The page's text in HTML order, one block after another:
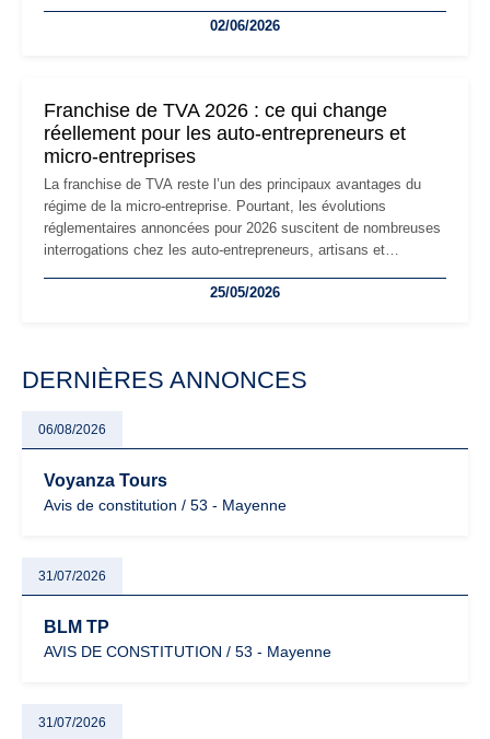
les auto-entrepreneurs devront s'adapter à un environnement
02/06/2026
Franchise de TVA 2026 : ce qui change
réellement pour les auto-entrepreneurs et
micro-entreprises
La franchise de TVA reste l’un des principaux avantages du
régime de la micro-entreprise. Pourtant, les évolutions
réglementaires annoncées pour 2026 suscitent de nombreuses
interrogations chez les auto-entrepreneurs, artisans et
facturation ou risque de bascule vers la TVA : les règles
25/05/2026
DERNIÈRES ANNONCES
06/08/2026
Voyanza Tours
Avis de constitution / 53 - Mayenne
31/07/2026
BLM TP
AVIS DE CONSTITUTION / 53 - Mayenne
31/07/2026